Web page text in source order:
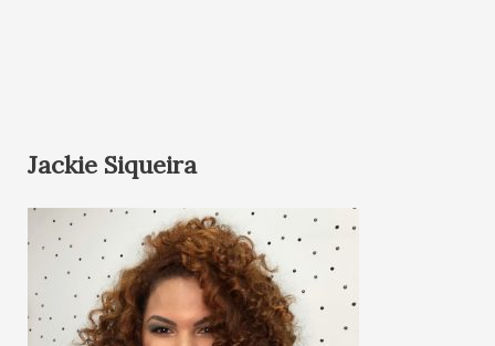
Jackie Siqueira